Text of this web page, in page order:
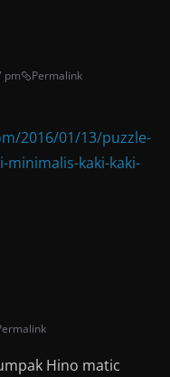
pm Permalink
2016/01/13/puzzle-
kaki-kaki-
Hino matic